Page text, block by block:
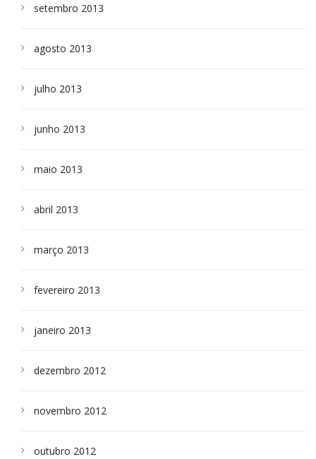
setembro 2013
agosto 2013
julho 2013
junho 2013
maio 2013
abril 2013
março 2013
fevereiro 2013
janeiro 2013
dezembro 2012
novembro 2012
outubro 2012